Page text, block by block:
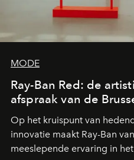
MODE
Ray-Ban Red: de
afspraak van de
Op het kruispunt van
innovatie maakt Ray-Ban
meeslepende ervaring in